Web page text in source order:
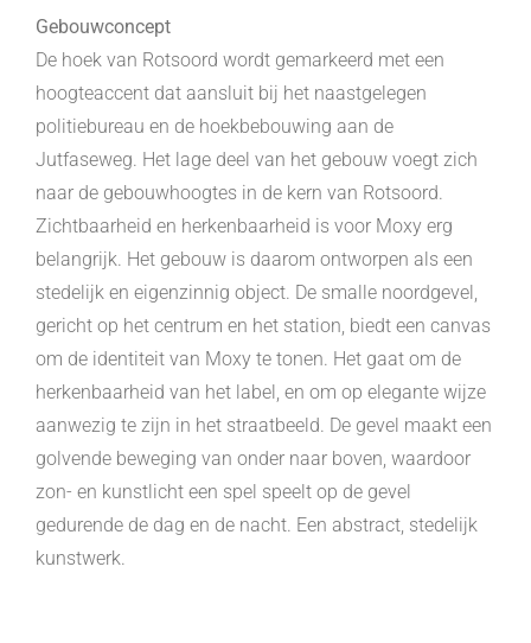
Gebouwconcept
De hoek van Rotsoord wordt gemarkeerd met een
hoogteaccent dat aansluit bij het naastgelegen
politiebureau en de hoekbebouwing aan de
Jutfaseweg. Het lage deel van het gebouw voegt zich
naar de gebouwhoogtes in de kern van Rotsoord.
Zichtbaarheid en herkenbaarheid is voor Moxy erg
belangrijk. Het gebouw is daarom ontworpen als een
stedelijk en eigenzinnig object. De smalle noordgevel,
gericht op het centrum en het station, biedt een canvas
om de identiteit van Moxy te tonen. Het gaat om de
herkenbaarheid van het label, en om op elegante wijze
aanwezig te zijn in het straatbeeld. De gevel maakt een
golvende beweging van onder naar boven, waardoor
zon- en kunstlicht een spel speelt op de gevel
gedurende de dag en de nacht. Een abstract, stedelijk
kunstwerk.